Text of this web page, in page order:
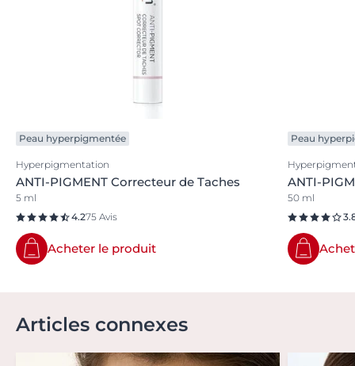
Peau hyperpigmentée
Hyperpigmentation
ANTI-PIGMENT Correcteur de Taches
5 ml
4.275 Avis
Acheter le produit
Peau
ANTI-
50 ml
Articles connexes